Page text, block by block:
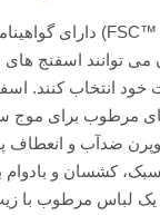
65٪ و 30٪. مشتریان می
خود انتخاب کنند.
مرطوب برای موج
ضدآب و انعطاف
لباس مرطوب با